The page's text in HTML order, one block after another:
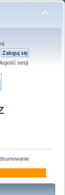
.
sesji